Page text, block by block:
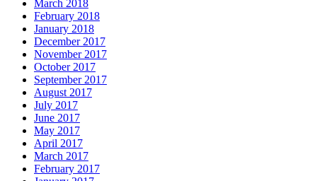
March 2018
February 2018
January 2018
December 2017
November 2017
October 2017
September 2017
August 2017
July 2017
June 2017
May 2017
April 2017
March 2017
February 2017